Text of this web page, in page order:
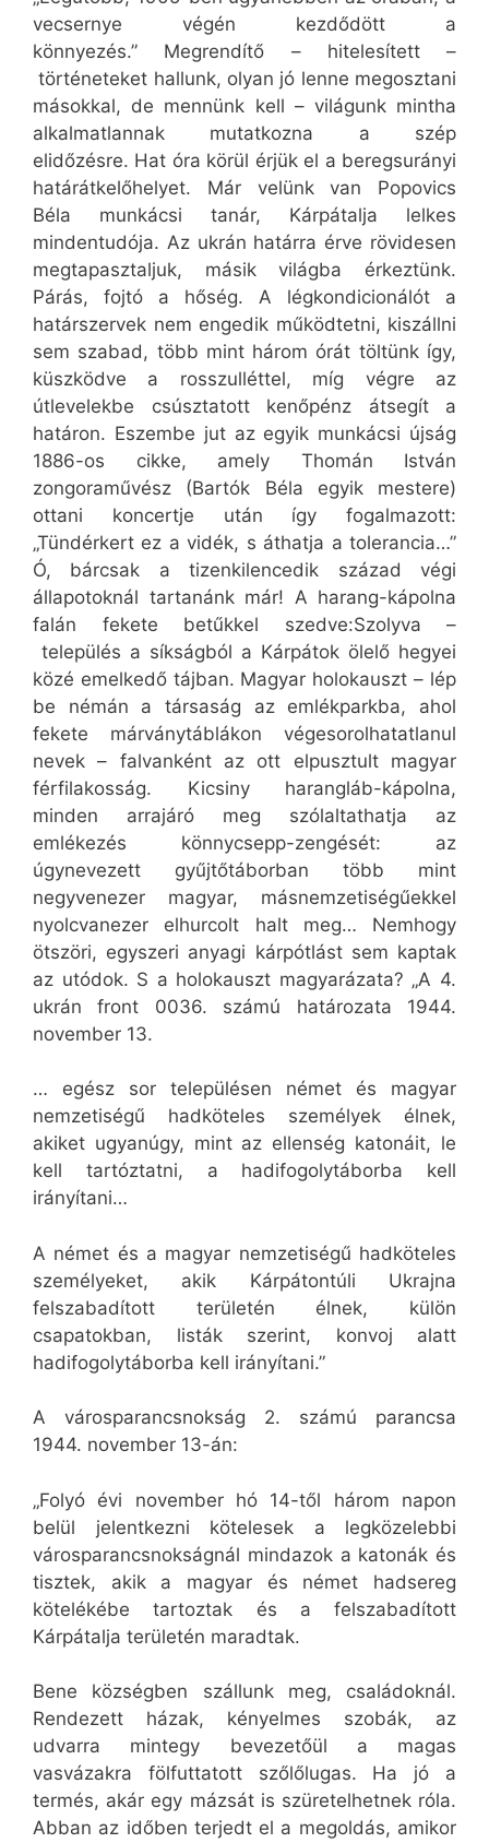
vecsernye végén kezdődött a
könnyezés.” Megrendítő – hitelesített –
történeteket hallunk, olyan jó lenne megosztani
másokkal, de mennünk kell – világunk mintha
alkalmatlannak mutatkozna a szép
elidőzésre. Hat óra körül érjük el a beregsurányi
határátkelőhelyet. Már velünk van Popovics
Béla munkácsi tanár, Kárpátalja lelkes
mindentudója. Az ukrán határra érve rövidesen
megtapasztaljuk, másik világba érkeztünk.
Párás, fojtó a hőség. A légkondicionálót a
határszervek nem engedik működtetni, kiszállni
sem szabad, több mint három órát töltünk így,
küszködve a rosszulléttel, míg végre az
útlevelekbe csúsztatott kenőpénz átsegít a
határon. Eszembe jut az egyik munkácsi újság
1886-os cikke, amely Thomán István
zongoraművész (Bartók Béla egyik mestere)
ottani koncertje után így fogalmazott:
„Tündérkert ez a vidék, s áthatja a tolerancia…”
Ó, bárcsak a tizenkilencedik század végi
állapotoknál tartanánk már! A harang-kápolna
falán fekete betűkkel szedve:Szolyva –
település a síkságból a Kárpátok ölelő hegyei
közé emelkedő tájban. Magyar holokauszt – lép
be némán a társaság az emlékparkba, ahol
fekete márványtáblákon végesorolhatatlanul
nevek – falvanként az ott elpusztult magyar
férfilakosság. Kicsiny harangláb-kápolna,
minden arrajáró meg szólaltathatja az
emlékezés könnycsepp-zengését: az
úgynevezett gyűjtőtáborban több mint
negyvenezer magyar, másnemzetiségűekkel
nyolcvanezer elhurcolt halt meg… Nemhogy
ötszöri, egyszeri anyagi kárpótlást sem kaptak
az utódok. S a holokauszt magyarázata? „A 4.
ukrán front 0036. számú határozata 1944.
november 13.
… egész sor településen német és magyar
nemzetiségű hadköteles személyek élnek,
akiket ugyanúgy, mint az ellenség katonáit, le
kell tartóztatni, a hadifogolytáborba kell
irányítani…
A német és a magyar nemzetiségű hadköteles
személyeket, akik Kárpátontúli Ukrajna
felszabadított területén élnek, külön
csapatokban, listák szerint, konvoj alatt
hadifogolytáborba kell irányítani.”
A városparancsnokság 2. számú parancsa
1944. november 13-án:
„Folyó évi november hó 14-től három napon
belül jelentkezni kötelesek a legközelebbi
városparancsnokságnál mindazok a katonák és
tisztek, akik a magyar és német hadsereg
kötelékébe tartoztak és a felszabadított
Kárpátalja területén maradtak.
Bene községben szállunk meg, családoknál.
Rendezett házak, kényelmes szobák, az
udvarra mintegy bevezetőül a magas
vasvázakra fölfuttatott szőlőlugas. Ha jó a
termés, akár egy mázsát is szüretelhetnek róla.
Abban az időben terjedt el a megoldás, amikor